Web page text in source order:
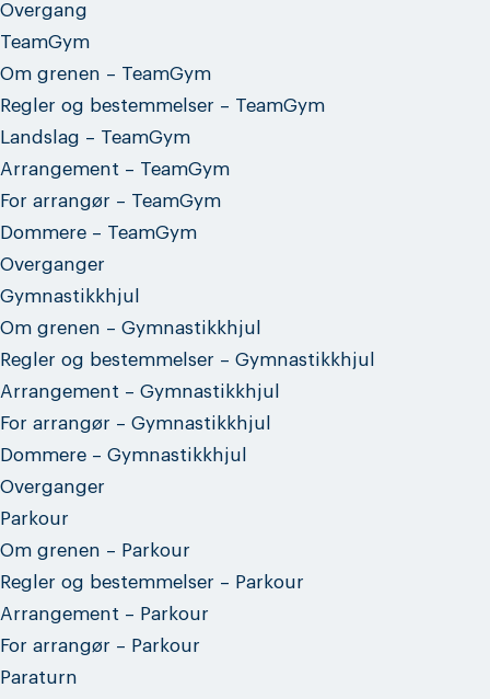
Overgang
TeamGym
Om grenen – TeamGym
Regler og bestemmelser – TeamGym
Landslag – TeamGym
Arrangement – TeamGym
For arrangør – TeamGym
Dommere – TeamGym
Overganger
Gymnastikkhjul
Om grenen – Gymnastikkhjul
Regler og bestemmelser – Gymnastikkhjul
Arrangement – Gymnastikkhjul
For arrangør – Gymnastikkhjul
Dommere – Gymnastikkhjul
Overganger
Parkour
Om grenen – Parkour
Regler og bestemmelser – Parkour
Arrangement – Parkour
For arrangør – Parkour
Paraturn